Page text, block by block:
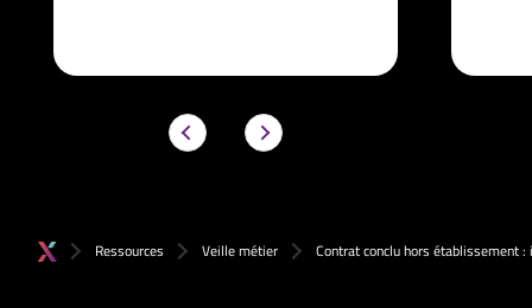
Ressources Veille métier Contrat conclu hors établissement